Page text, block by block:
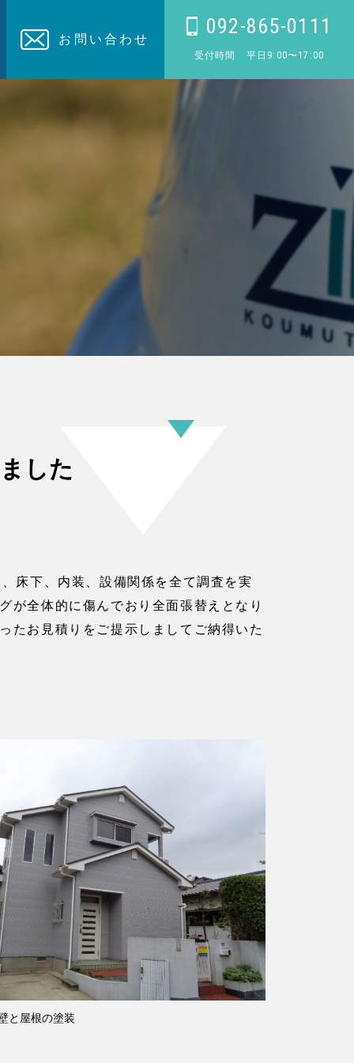
お問い合わせ
092-865-0111
受付時間 平日9:00〜17:00
した
床下、内装、設備関係を全て調査を実
が全体的に傷んでおり全面張替えとなり
たお見積りをご提示しましてご納得いた
屋根の塗装